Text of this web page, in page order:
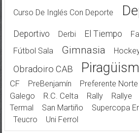
Curso De Inglés Con Deporte
Deportivo Derbi El Tiempo
Fútbol Sala Gimnasia
Obradoiro CAB
CF
PreBenjamín Preferente Norte
Galego
R.C. Celta Rally Rallye
Termal
San Martiño Supercopa
Teucro
Uni Ferrol